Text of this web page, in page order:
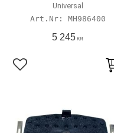
Universal
MH986400
5 245 KR
Lägg till i favoriter